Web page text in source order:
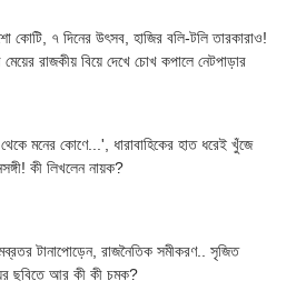
কোটি, ৭ দিনের উৎসব, হাজির বলি-টলি তারকারাও!
রাজকীয় বিয়ে দেখে চোখ কপালে নেটপাড়ার
মনের কোণে...', ধারাবাহিকের হাত ধরেই খুঁজে
কী লিখলেন নায়ক?
টানাপোড়েন, রাজনৈতিক সমীকরণ.. সৃজিত
ছবিতে আর কী কী চমক?